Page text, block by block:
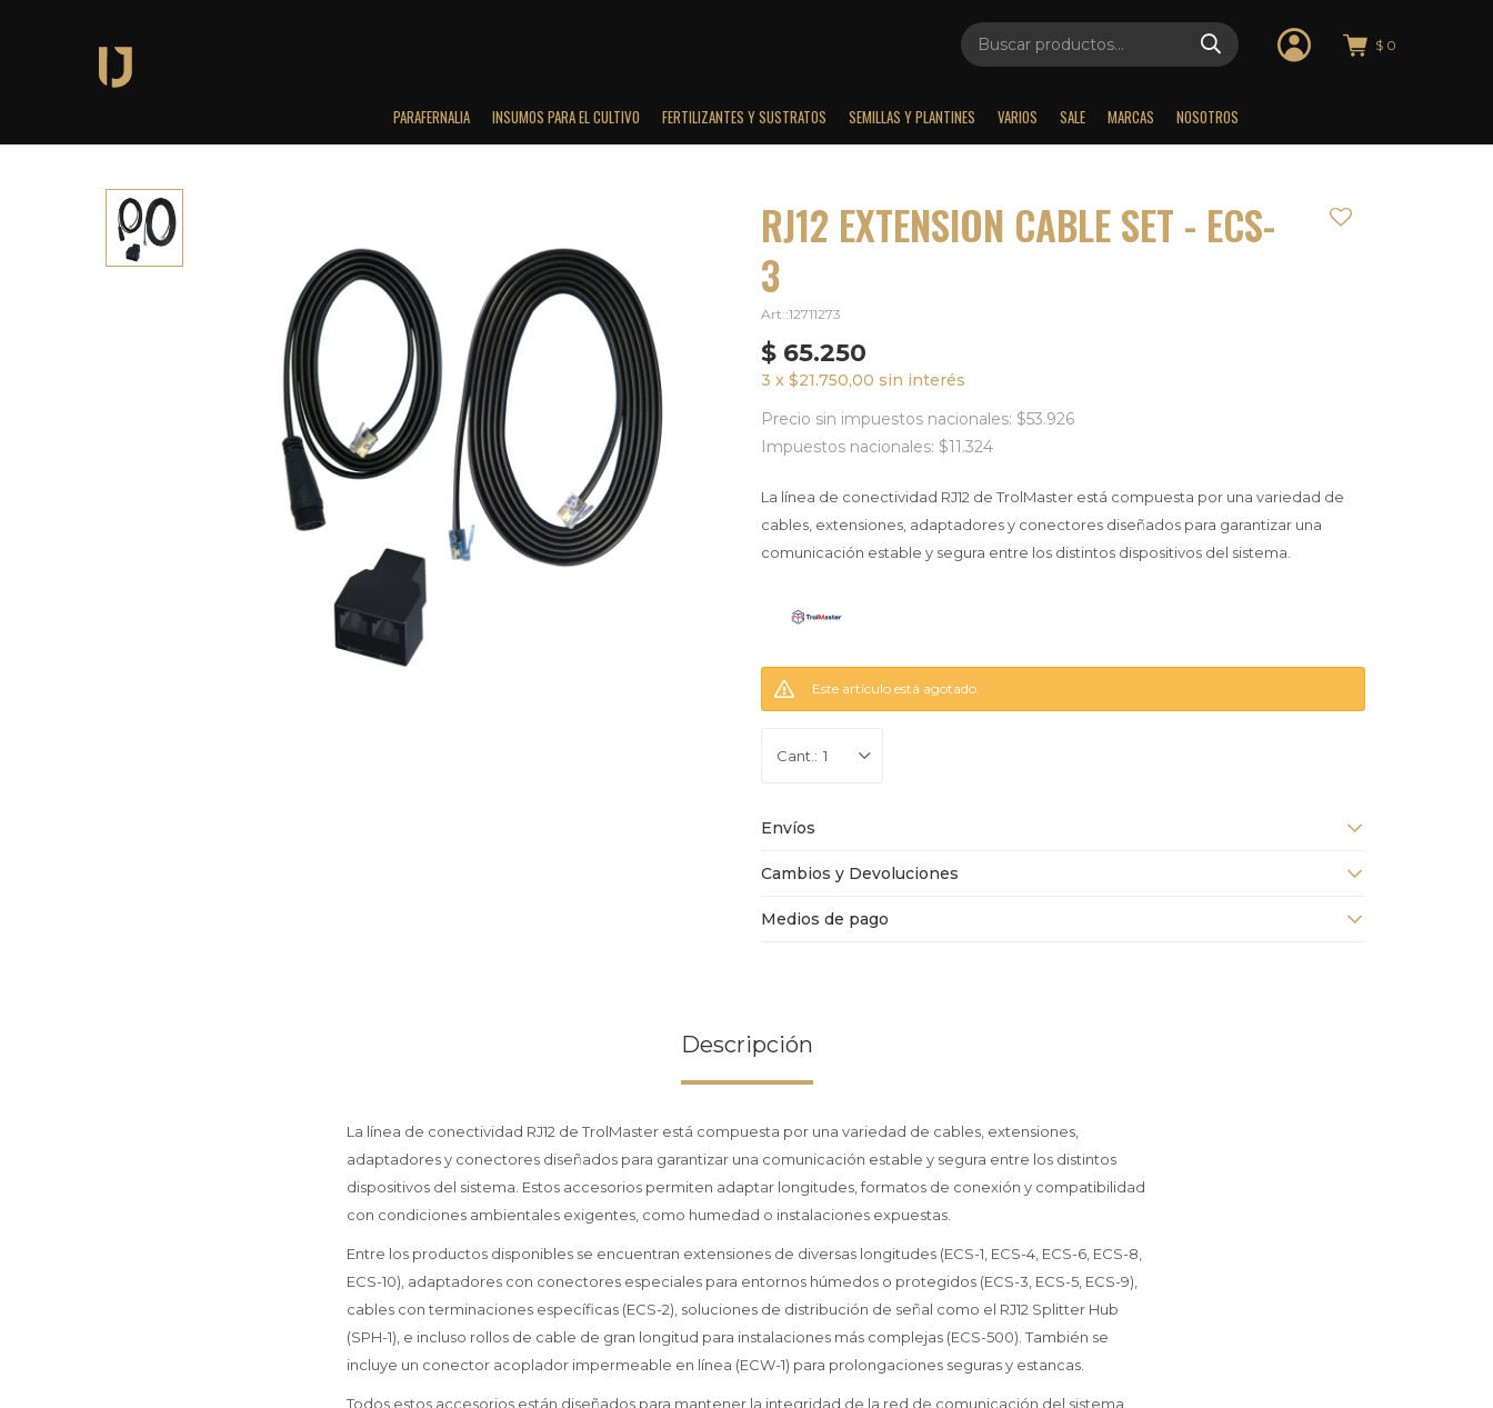
PARAFERNALIA INSUMOS PARA EL CULTIVO FERTILIZANTES Y SUSTRATOS SEMILLAS Y PLANTINES VARIOS SALE MARCAS NOSOTROS
$ 0
RJ12 EXTENSION CABLE SET - ECS-
3
12711273
$ 65.250
3 x $21.750,00 sin interés
Precio sin impuestos nacionales: $53.926
Impuestos nacionales: $11.324
La línea de conectividad RJ12 de TrolMaster está compuesta por una variedad de
cables, extensiones, adaptadores y conectores diseñados para garantizar una
comunicación estable y segura entre los distintos dispositivos del sistema.
Este artículo está agotado.
1
Envíos
Cambios y Devoluciones
Medios de pago
Descripción
La línea de conectividad RJ12 de TrolMaster está compuesta por una variedad de cables, extensiones,
adaptadores y conectores diseñados para garantizar una comunicación estable y segura entre los distintos
dispositivos del sistema. Estos accesorios permiten adaptar longitudes, formatos de conexión y compatibilidad
con condiciones ambientales exigentes, como humedad o instalaciones expuestas.
Entre los productos disponibles se encuentran extensiones de diversas longitudes (ECS-1, ECS-4, ECS-6, ECS-8,
ECS-10), adaptadores con conectores especiales para entornos húmedos o protegidos (ECS-3, ECS-5, ECS-9),
cables con terminaciones específicas (ECS-2), soluciones de distribución de señal como el RJ12 Splitter Hub
(SPH-1), e incluso rollos de cable de gran longitud para instalaciones más complejas (ECS-500). También se
incluye un conector acoplador impermeable en línea (ECW-1) para prolongaciones seguras y estancas.
Todos estos accesorios están diseñados para mantener la integridad de la red de comunicación del sistema